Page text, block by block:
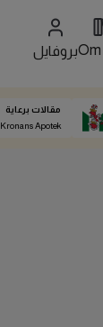
Omبروفايل
مقالات برعاية
Kronans Apotek